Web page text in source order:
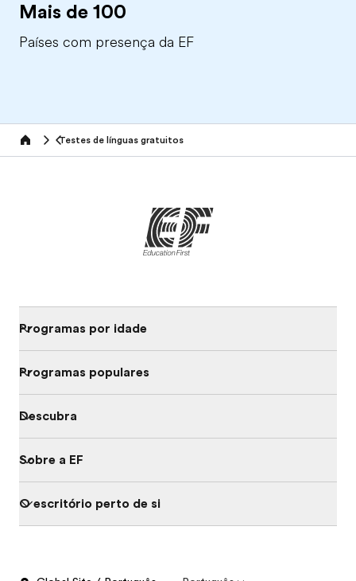
Mais de 100
Países com presença da EF
Home Testes de línguas gratuitos
Programas por idade
Programas populares
Descubra
Sobre a EF
O escritório perto de si